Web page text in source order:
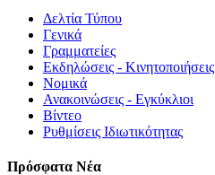
Δελτία Τύπου
Γενικά
Γραμματείες
Εκδηλώσεις - Κινητοποιήσεις
Νομικά
Ανακοινώσεις - Εγκύκλιοι
Βίντεο
Ρυθμίσεις Ιδιωτικότητας
Πρόσφατα Νέα